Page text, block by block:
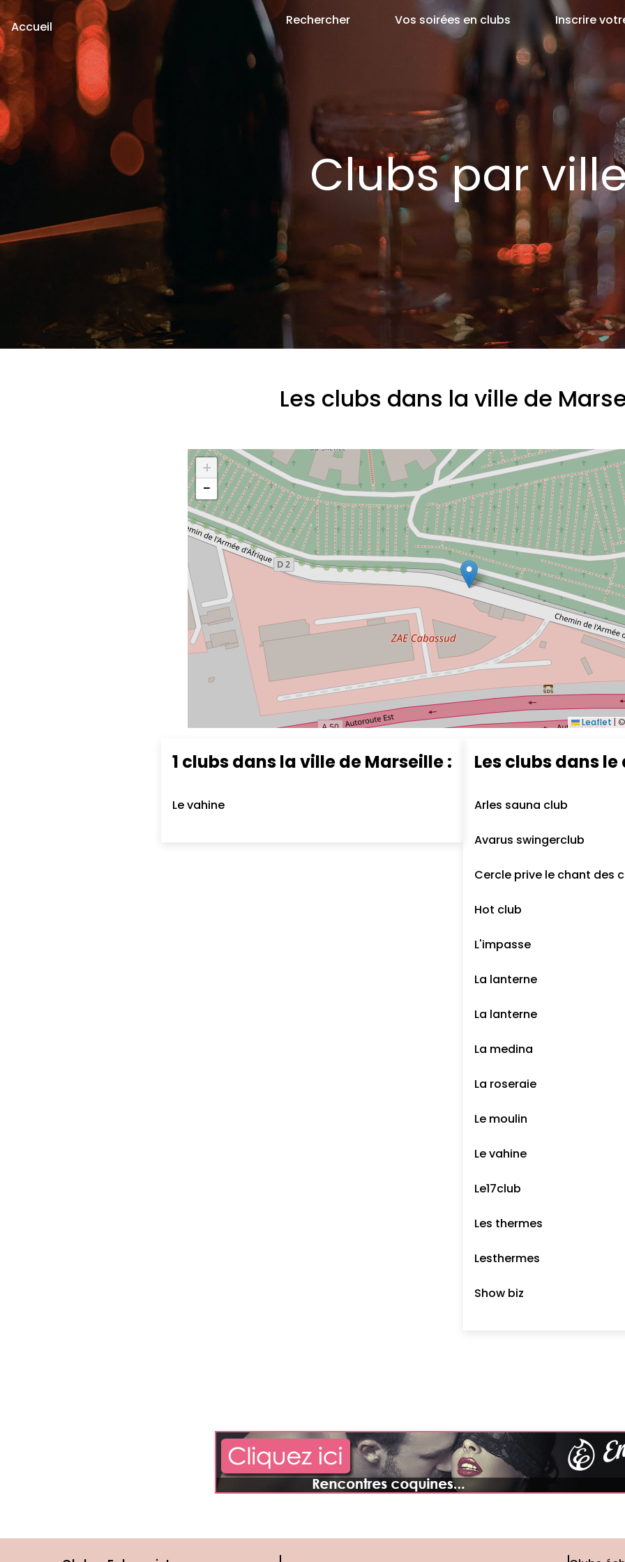
Clubs par
Accueil Rechercher Vos soirées en clubs Inscrire
Les clubs dans la ville de
+
−
Leaflet|©
1 clubs dans la ville de Marseille :
Le vahine
Les clubs dans
Arles sauna club
Avarus swingerclub
Cercle prive le chant des
Hot club
L'impasse
La lanterne
La lanterne
La medina
La roseraie
Le moulin
Le vahine
Le17club
Les thermes
Lesthermes
Show biz